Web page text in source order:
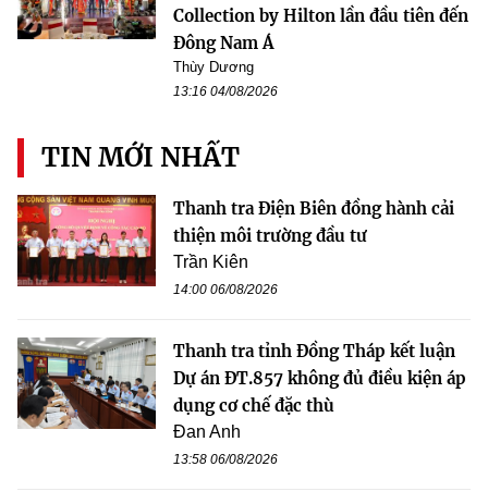
Collection by Hilton lần đầu tiên đến
Đông Nam Á
Thùy Dương
13:16 04/08/2026
TIN MỚI NHẤT
Thanh tra Điện Biên đồng hành cải
thiện môi trường đầu tư
Trần Kiên
14:00 06/08/2026
Thanh tra tỉnh Đồng Tháp kết luận
Dự án ĐT.857 không đủ điều kiện áp
dụng cơ chế đặc thù
Đan Anh
13:58 06/08/2026